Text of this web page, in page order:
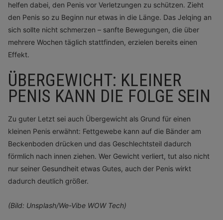
helfen dabei, den Penis vor Verletzungen zu schützen. Zieht
den Penis so zu Beginn nur etwas in die Länge. Das Jelqing an
sich sollte nicht schmerzen – sanfte Bewegungen, die über
mehrere Wochen täglich stattfinden, erzielen bereits einen
Effekt.
ÜBERGEWICHT: KLEINER
PENIS KANN DIE FOLGE SEIN
Zu guter Letzt sei auch Übergewicht als Grund für einen
kleinen Penis erwähnt: Fettgewebe kann auf die Bänder am
Beckenboden drücken und das Geschlechtsteil dadurch
förmlich nach innen ziehen. Wer Gewicht verliert, tut also nicht
nur seiner Gesundheit etwas Gutes, auch der Penis wirkt
dadurch deutlich größer.
(Bild: Unsplash/We-Vibe WOW Tech)